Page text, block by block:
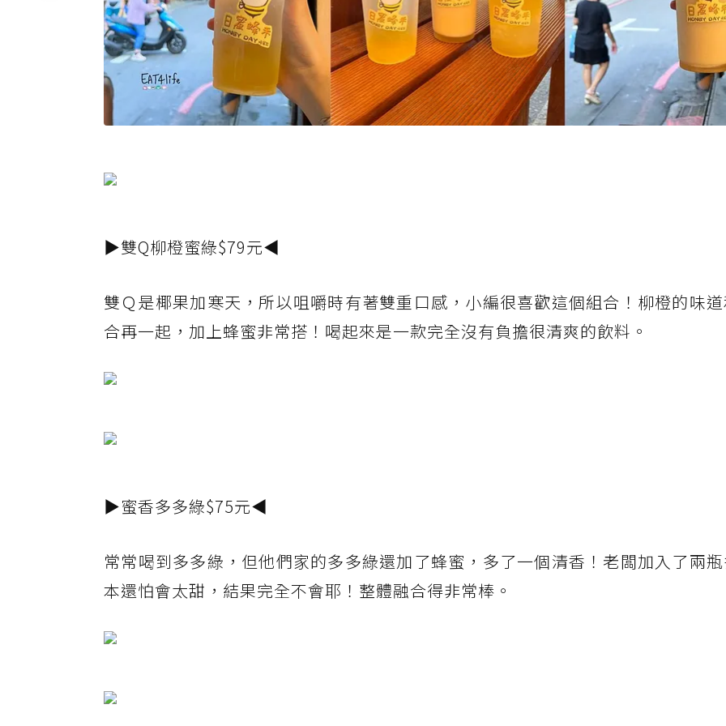
▶雙Q柳橙蜜綠$79元◀
雙Ｑ是椰果加寒天，所以咀嚼時有著雙重口感，小編很喜歡這個組合！柳橙的味
合再一起，加上蜂蜜非常搭！喝起來是一款完全沒有負擔很清爽的飲料。
▶蜜香多多綠$75元◀
常常喝到多多綠，但他們家的多多綠還加了蜂蜜，多了一個清香！老闆加入了兩
本還怕會太甜，結果完全不會耶！整體融合得非常棒。